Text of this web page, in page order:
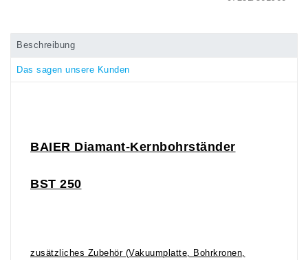
Beschreibung
Das sagen unsere Kunden
BAIER Diamant-Kernbohrständer
BST 250
zusätzliches Zubehör (Vakuumplatte, Bohrkronen,